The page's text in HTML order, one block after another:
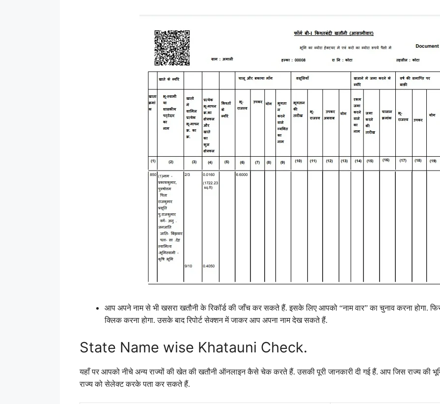
आप अपने नाम से भी खसरा खतौनी के रिकॉर्ड की जाँच कर सकते हैं. इसके लिए आपको “नाम वार” का चुनाव करना होगा.
क्लिक करना होगा. उसके बाद रिपोर्ट सेक्शन में जाकर आप अपना नाम देख सकते हैं.
State Name wise Khatauni Check.
यहाँ पर आपको नीचे अन्य राज्यों की खेत की खतौनी ऑनलाइन कैसे चेक करते हैं. उसकी पूरी जानकारी दी गई हैं. आप जिस राज्य की
राज्य को सेलेक्ट करके पता कर सकते हैं.